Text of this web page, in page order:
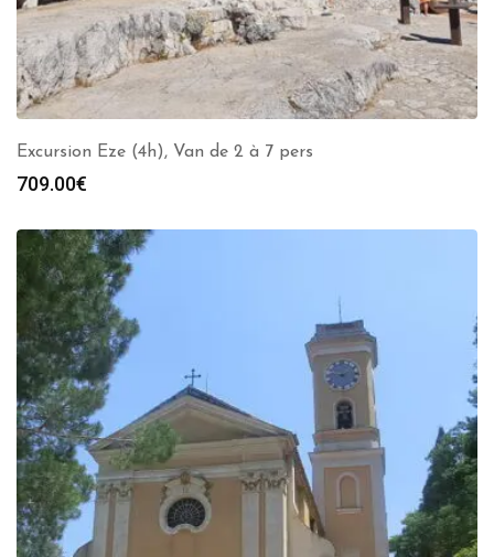
Excursion Eze (4h), Van de 2 à 7 pers
709.00€